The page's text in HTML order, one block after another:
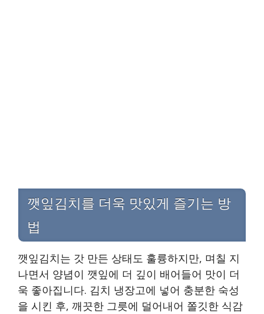
깻잎김치를 더욱 맛있게 즐기는 방
법
깻잎김치는 갓 만든 상태도 훌륭하지만, 며칠 지
나면서 양념이 깻잎에 더 깊이 배어들어 맛이 더
욱 좋아집니다. 김치 냉장고에 넣어 충분한 숙성
을 시킨 후, 깨끗한 그릇에 덜어내어 쫄깃한 식감